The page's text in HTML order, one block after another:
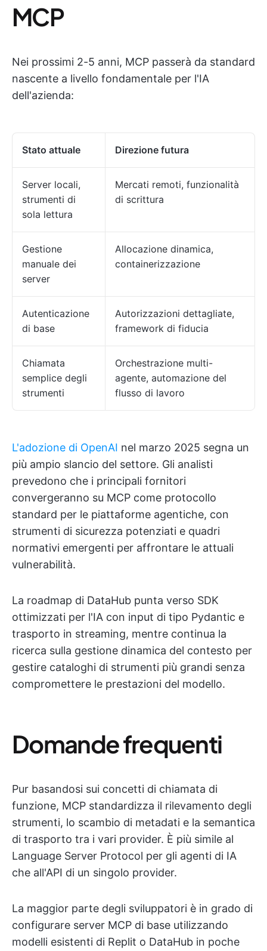
MCP
Nei prossimi 2-5 anni, MCP passerà da standard
nascente a livello fondamentale per l'IA
dell'azienda:
Stato attuale Direzione futura
Server locali,
strumenti di
sola lettura
Mercati remoti, funzionalità
di scrittura
Gestione
manuale dei
server
Allocazione dinamica,
containerizzazione
Autenticazione
di base
Autorizzazioni dettagliate,
framework di fiducia
Chiamata
semplice degli
strumenti
Orchestrazione multi-
agente, automazione del
flusso di lavoro
L'adozione di OpenAI nel marzo 2025 segna un
più ampio slancio del settore. Gli analisti
prevedono che i principali fornitori
convergeranno su MCP come protocollo
standard per le piattaforme agentiche, con
strumenti di sicurezza potenziati e quadri
normativi emergenti per affrontare le attuali
vulnerabilità.
La roadmap di DataHub punta verso SDK
ottimizzati per l'IA con input di tipo Pydantic e
trasporto in streaming, mentre continua la
ricerca sulla gestione dinamica del contesto per
gestire cataloghi di strumenti più grandi senza
compromettere le prestazioni del modello.
Domande frequenti
Pur basandosi sui concetti di chiamata di
funzione, MCP standardizza il rilevamento degli
strumenti, lo scambio di metadati e la semantica
di trasporto tra i vari provider. È più simile al
Language Server Protocol per gli agenti di IA
che all'API di un singolo provider.
La maggior parte degli sviluppatori è in grado di
configurare server MCP di base utilizzando
modelli esistenti di Replit o DataHub in poche